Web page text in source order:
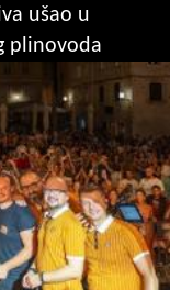
ušao u
plinovoda